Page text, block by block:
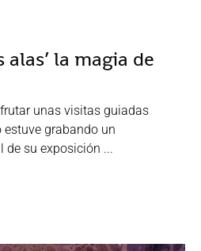
alas’ la magia de
unas visitas guiadas
estuve grabando un
de su exposición ...